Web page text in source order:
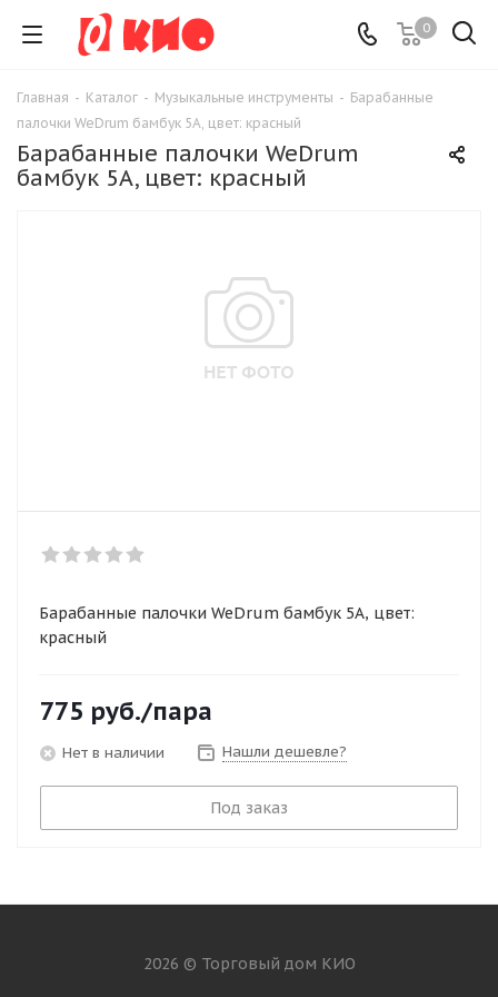
0
Главная - Каталог - Музыкальные инструменты - Барабанные
палочки WeDrum бамбук 5A, цвет: красный
Барабанные палочки WeDrum
бамбук 5A, цвет: красный
Барабанные палочки WeDrum бамбук 5A, цвет:
красный
775 руб./пара
Нет в наличии Нашли дешевле?
Под заказ
2026 © Торговый дом КИО